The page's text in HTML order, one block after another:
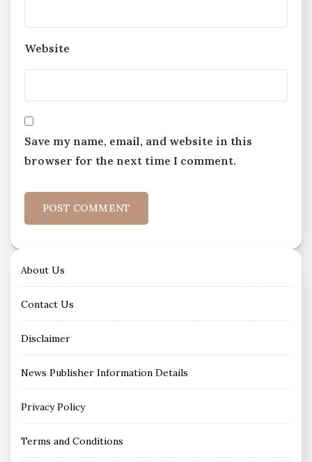
Website
Save my name, email, and website in this
browser for the next time I comment.
About Us
Contact Us
Disclaimer
News Publisher Information Details
Privacy Policy
Terms and Conditions